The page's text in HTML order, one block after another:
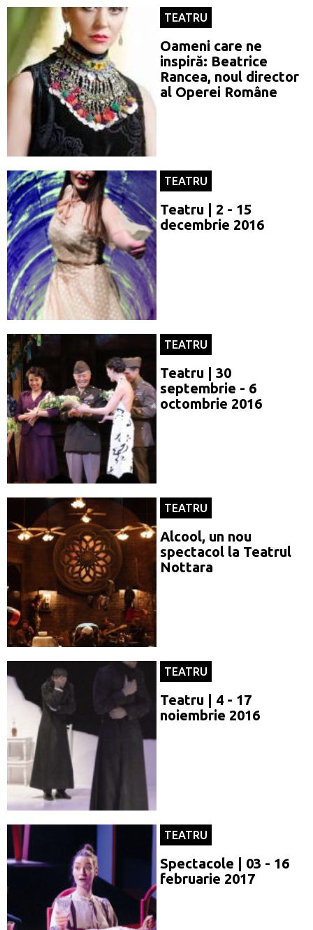
TEATRU
Oameni care ne
inspiră: Beatrice
Rancea, noul director
al Operei Române
TEATRU
Teatru | 2 - 15
decembrie 2016
TEATRU
Teatru | 30
septembrie - 6
octombrie 2016
TEATRU
Alcool, un nou
spectacol la Teatrul
Nottara
TEATRU
Teatru | 4 - 17
noiembrie 2016
TEATRU
Spectacole | 03 - 16
februarie 2017